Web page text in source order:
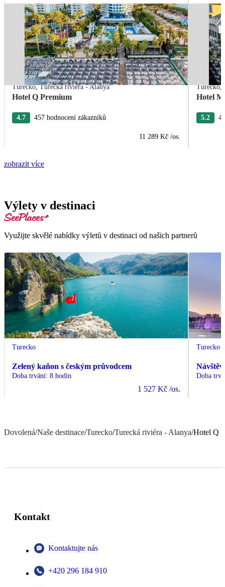
Turecko,Turecká riviéra - Alanya
Hotel Q Premium
4.7 457 hodnocení zákazníků
11 289 Kč /os.
Turecko,
Hotel
5.2
zobrazit více
Výlety v destinaci
Využijte skvělé nabídky výletů v destinaci od našich partnerů
Turecko
Zelený kaňon s českým průvodcem
Doba trvání: 8 hodin
1 527 Kč /os.
Turecko
Doba
Dovolená/Naše destinace/Turecko/Turecká riviéra - Alanya/Hotel Q
Kontakt
Kontaktujte nás
+420 296 184 910